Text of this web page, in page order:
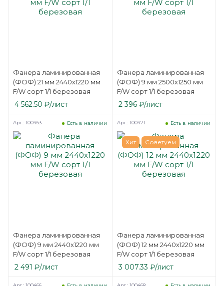
Фанера ламинированная
(ФОФ) 21 мм 2440х1220 мм
F/W сорт 1/1 березовая
4 562.50 ₽/лист
Фанера ламинированная
(ФОФ) 9 мм 2500х1250 мм
F/W сорт 1/1 березовая
2 396₽/лист
Фанера ламинированная
(ФОФ) 9 мм 2440х1220 мм
F/W сорт 1/1 березовая
Есть в наличии
Арт.: 100463
2 491 ₽/лист
Хит Советуем
Фанера ламинированная
(ФОФ) 12 мм 2440х1220 мм
F/W сорт 1/1 березовая
Есть в наличии
Арт.: 100471
3 007.33 ₽/лист